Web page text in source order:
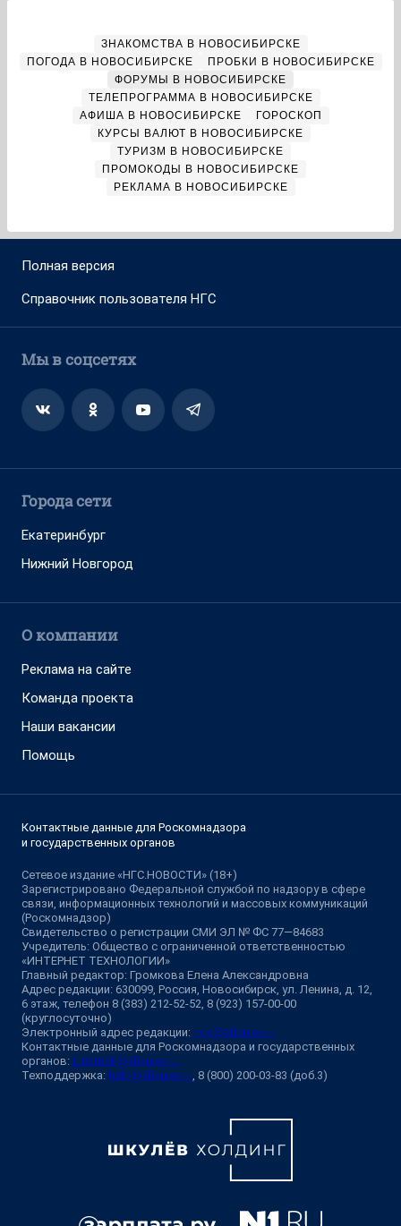
ЗНАКОМСТВА В НОВОСИБИРСКЕ
ПОГОДА В НОВОСИБИРСКЕ
ПРОБКИ В НОВОСИБИРСКЕ
ФОРУМЫ В НОВОСИБИРСКЕ
ТЕЛЕПРОГРАММА В НОВОСИБИРСКЕ
АФИША В НОВОСИБИРСКЕ
ГОРОСКОП
КУРСЫ ВАЛЮТ В НОВОСИБИРСКЕ
ТУРИЗМ В НОВОСИБИРСКЕ
ПРОМОКОДЫ В НОВОСИБИРСКЕ
РЕКЛАМА В НОВОСИБИРСКЕ
Полная версия
Справочник пользователя НГС
Мы в соцсетях
Города сети
Екатеринбург
Нижний Новгород
О компании
Реклама на сайте
Команда проекта
Наши вакансии
Помощь
Контактные данные для Роскомнадзора
и государственных органов
Сетевое издание «НГС.НОВОСТИ» (18+)
Зарегистрировано Федеральной службой по надзору в сфере
связи, информационных технологий и массовых коммуникаций
(Роскомнадзор)
Свидетельство о регистрации СМИ ЭЛ № ФС 77—84683
Учредитель: Общество с ограниченной ответственностью
«ИНТЕРНЕТ ТЕХНОЛОГИИ»
Главный редактор: Громкова Елена Александровна
Адрес редакции: 630099, Россия, Новосибирск, ул. Ленина, д. 12,
6 этаж, телефон 8 (383) 212-52-52, 8 (923) 157-00-00
(круглосуточно)
Электронный адрес редакции: ngs@shkulev.ru
Контактные данные для Роскомнадзора и государственных
органов: juristnsk@shkulev.ru
Техподдержка: help@shkulev.ru, 8 (800) 200-03-83 (доб.3)